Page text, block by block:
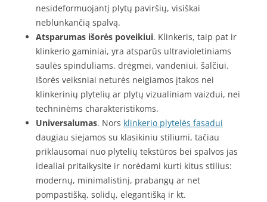
nesideformuojantį plytų paviršių, visiškai
neblunkančią spalvą.
Atsparumas išorės poveikiui. Klinkeris, taip pat ir
klinkerio gaminiai, yra atsparūs ultravioletiniams
saulės spinduliams, drėgmei, vandeniui, šalčiui.
Išorės veiksniai neturės neigiamos įtakos nei
klinkerinių plytelių ar plytų vizualiniam vaizdui, nei
techninėms charakteristikoms.
Universalumas. Nors klinkerio plytelės fasadui
daugiau siejamos su klasikiniu stiliumi, tačiau
priklausomai nuo plytelių tekstūros bei spalvos jas
idealiai pritaikysite ir norėdami kurti kitus stilius:
modernų, minimalistinį, prabangų ar net
pompastišką, solidų, elegantišką ir kt.